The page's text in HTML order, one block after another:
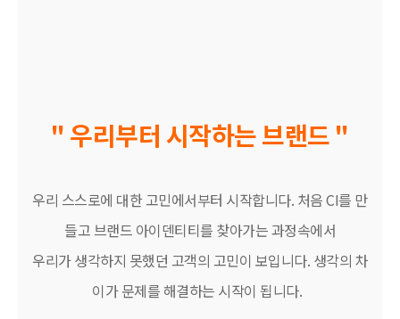
" 우리부터 시작하는 브랜드 "
우리 스스로에 대한 고민에서부터 시작합니다. 처음 CI를 만
들고 브랜드 아이덴티티를 찾아가는 과정속에서
우리가 생각하지 못했던 고객의 고민이 보입니다. 생각의 차
이가 문제를 해결하는 시작이 됩니다.